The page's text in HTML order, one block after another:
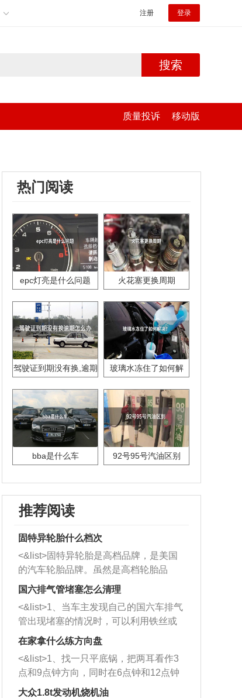
注册 登录
搜索
质量投诉 移动版
热门阅读
epc灯亮是什么问题 火花塞更换周期
驾驶证到期没有换,逾期
玻璃水冻住了如何解
bba是什么车 92号95号汽油区别
推荐阅读
固特异轮胎什么档次
<&list>固特异轮胎是高档品牌，是美国
的汽车轮胎品牌。虽然是高档轮胎品
牌，但是中高低端的轮胎都有生产，这
也是为了更好的开拓市场。
国六排气管堵塞怎么清理
<&list>1、当车主发现自己的国六车排气
管出现堵塞的情况时，可以利用铁丝或
者是细棍，直接将杂物给取出来，如果
堵塞情况比较严重，也可以采取应急措
施。 <&list>2、直接利用木棍将所有的
杂物推到排气管里面的位置处，然后将
三元催化器拆解开，就可以将堵塞的东
在家拿什么练方向盘
<&list>1、找一只平底锅，把两耳看作3
点和9点钟方向，同时在6点钟和12点钟
方向做一个标记。 <&list>2、双手握住
大众1.8t发动机烧机油